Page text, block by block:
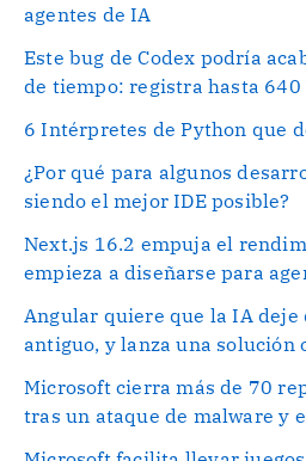
agentes de IA
Este bug de Codex podría
de tiempo: registra hasta 640
6 Intérpretes de Python que
¿Por qué para algunos
siendo el mejor IDE posible?
Next.js 16.2 empuja el
empieza a diseñarse para
Angular quiere que la IA deje
antiguo, y lanza una solución
Microsoft cierra más de 70
tras un ataque de malware y